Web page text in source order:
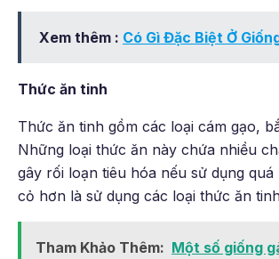
Xem thêm : Có Gì Đặc Biệt Ở
Thức ăn tinh
Thức ăn tinh gồm các loại cám gạo,
Những loại thức ăn này chứa nhiều
gây rối loạn tiêu hóa nếu sử dụng
cỏ hơn là sử dụng các loại thức ăn
Tham Khảo Thêm: Một số giống